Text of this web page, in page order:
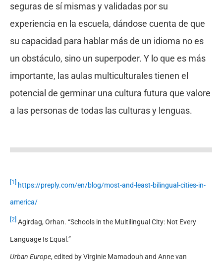
seguras de sí mismas y validadas por su
experiencia en la escuela, dándose cuenta de que
su capacidad para hablar más de un idioma no es
un obstáculo, sino un superpoder. Y lo que es más
importante, las aulas multiculturales tienen el
potencial de germinar una cultura futura que valore
a las personas de todas las culturas y lenguas.
[1] https://preply.com/en/blog/most-and-least-bilingual-cities-in-
america/
[2] Agirdag, Orhan. “Schools in the Multilingual City: Not Every
Language Is Equal.”
Urban Europe, edited by Virginie Mamadouh and Anne van